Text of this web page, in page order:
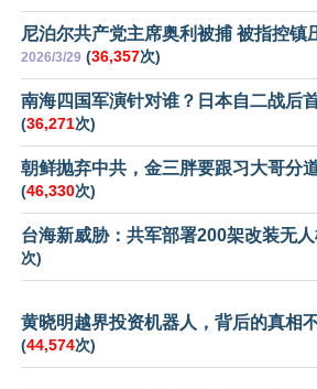
尼泊尔共产党主席奥利被捕 被指控镇
2026/3/29 (36,357次)
南海四国军演针对谁？日本自二战后
(36,271次)
朝鲜抛弃中共，金三胖要跟习大哥分
(46,330次)
台海新威胁：共军部署200架改装无
次)
黄晓明越界投资机器人，背后的真相
(44,574次)